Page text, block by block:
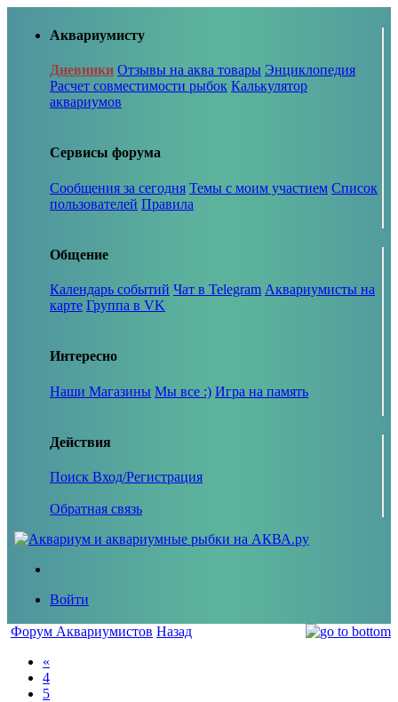
Аквариумисту
Дневники Отзывы на аква товары Энциклопедия
Расчет совместимости рыбок Калькулятор
аквариумов
Сервисы форума
Сообщения за сегодня Темы с моим участием Список
пользователей Правила
Общение
Календарь событий Чат в Telegram Аквариумисты на
карте Группа в VK
Интересно
Наши Магазины Мы все :) Игра на память
Действия
Поиск Вход/Регистрация
Обратная связь
Войти
Форум Аквариумистов Назад
«
4
5